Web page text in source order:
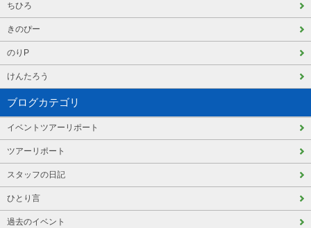
ちひろ
きのぴー
のりP
けんたろう
ブログカテゴリ
イベントツアーリポート
ツアーリポート
スタッフの日記
ひとり言
過去のイベント